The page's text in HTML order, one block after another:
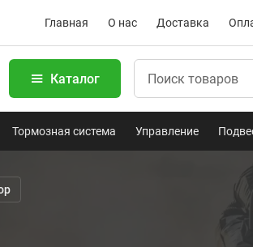
Главная О нас Доставка
Каталог
Тормозная система Управление